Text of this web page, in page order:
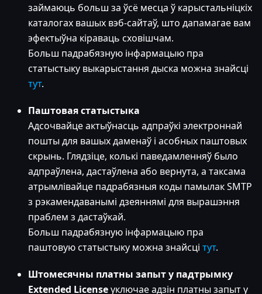
займаюць больш за ўсё месца ў карыстальніцкіх
каталогах вашых вэб-сайтаў, што дапамагае вам
эфектыўна кіраваць сховішчам.
Больш падрабязную інфармацыю пра
статыстыку выкарыстання дыска можна знайсці
тут.
Паштовая статыстыка
Адсочвайце актыўнасць адпраўкі электроннай
пошты для вашых даменаў і асобных паштовых
скрынь. Глядзіце, колькі паведамленняў было
адпраўлена, дастаўлена або вернута, а таксама
атрымлівайце падрабязныя коды памылак SMTP
з рэкамендаванымі дзеяннямі для вырашэння
праблем з дастаўкай.
Больш падрабязную інфармацыю пра
паштовую статыстыку можна знайсці тут.
Штомесячны платны запыт у падтрымку
Extended Licenseуключае адзін платны запыт у